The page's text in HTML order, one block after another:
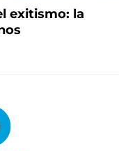
exitismo: la